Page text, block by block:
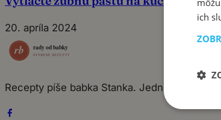
20. apríla 2024
Recepty píše babka Stanka. Jednoduché,
ich